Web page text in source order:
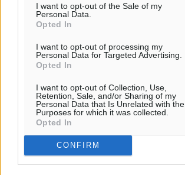
I want to opt-out of the Sale of my
Personal Data.
Opted In
I want to opt-out of processing my
Personal Data for Targeted Advertising.
Opted In
I want to opt-out of Collection, Use,
Retention, Sale, and/or Sharing of my
Personal Data that Is Unrelated with the
Purposes for which it was collected.
Opted In
CONFIRM
πρόγνωση:
°